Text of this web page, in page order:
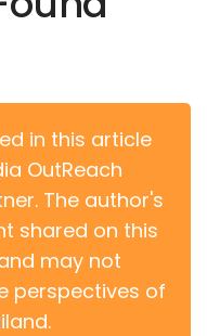
in this article
OutReach
The author's
shared on this
may not
perspectives of